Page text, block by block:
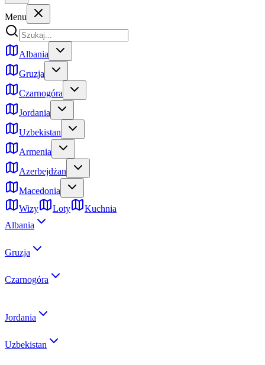
Menu
Albania
Gruzja
Czarnogóra
Jordania
Uzbekistan
Armenia
Azerbejdżan
Macedonia
Wizy
Loty
Kuchnia
Albania
Gruzja
Czarnogóra
Jordania
Uzbekistan